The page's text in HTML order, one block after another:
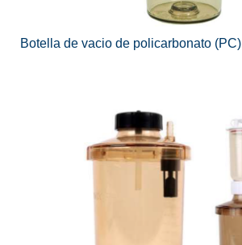
Botella de vacio de policarbonato (PC)